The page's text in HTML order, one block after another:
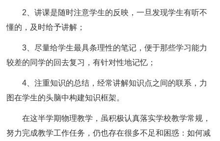
2、讲课是随时注意学生的反映，一旦发现学生有听不
懂的，及时给予讲解；
3、尽量给学生最具条理性的笔记，便于那些学习能力
较差的同学的回去复习，有针对性地记忆；
4、注重知识的总结，经常讲解知识点之间的联系，力
图在学生的头脑中构建知识框架。
在这半学期物理教学，虽积极认真落实学校教学常规，
努力完成教学工作任务，仍也存在很多不足和困惑：如何减